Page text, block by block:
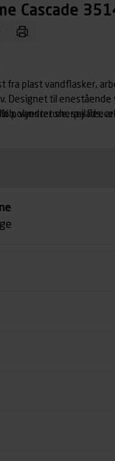
Cascade
fra plast vandflasker,
Designet til
vandreture, sejlads,
behagelig, med
polyester sherpa